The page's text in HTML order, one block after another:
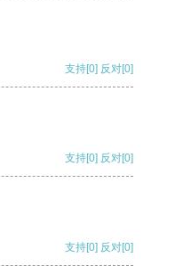
支持[0] 反对[0]
支持[0] 反对[0]
支持[0] 反对[0]